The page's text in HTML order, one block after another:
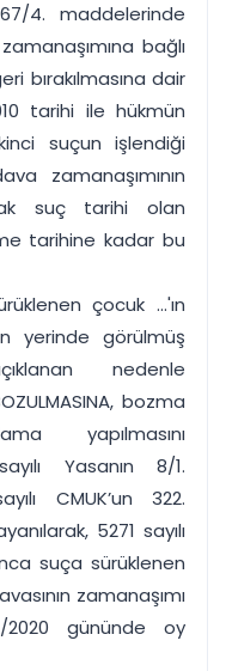
4. maddelerinde
bağlı
bırakılmasına dair
tarihi ile hükmün
suçun işlendiği
zamanaşımının
suç tarihi olan
tarihine kadar bu
çocuk ...'ın
yerinde görülmüş
nedenle
bozma
yapılmasını
Yasanın 8/1.
CMUK’un 322.
5271 sayılı
suça sürüklenen
zamanaşımı
2020 gününde oy